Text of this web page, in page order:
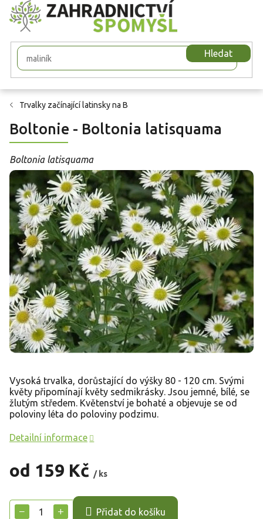
Přejít
na
obsah
Hledat
Trvalky začínající latinsky na B
Boltonie - Boltonia latisquama
Boltonia latisquama
od 159 Kč / ks
cena:
+
− Přidat do košíku
Vysoká trvalka, dorůstající do výšky 80 - 120 cm. Svými
květy připomínají květy sedmikrásky. Jsou jemné, bílé, se
žlutým středem. Květenství je bohaté a objevuje se od
poloviny léta do poloviny podzimu.
Detailní informace